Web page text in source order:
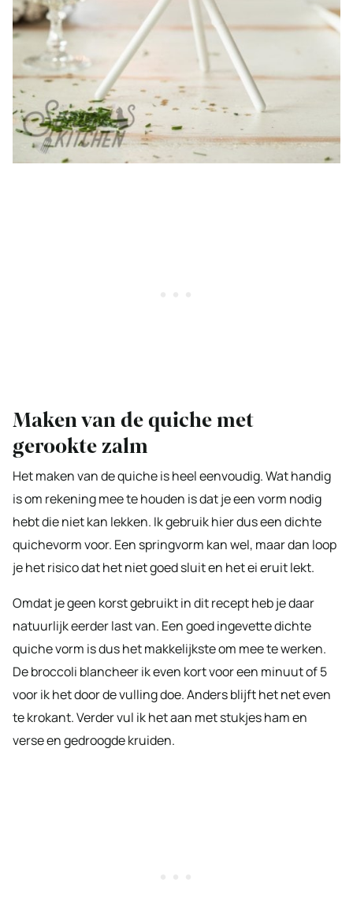
Maken van de quiche met
gerookte zalm
Het maken van de quiche is heel eenvoudig. Wat handig
is om rekening mee te houden is dat je een vorm nodig
hebt die niet kan lekken. Ik gebruik hier dus een dichte
quichevorm voor. Een springvorm kan wel, maar dan loop
je het risico dat het niet goed sluit en het ei eruit lekt.
Omdat je geen korst gebruikt in dit recept heb je daar
natuurlijk eerder last van. Een goed ingevette dichte
quiche vorm is dus het makkelijkste om mee te werken.
De broccoli blancheer ik even kort voor een minuut of 5
voor ik het door de vulling doe. Anders blijft het net even
te krokant. Verder vul ik het aan met stukjes ham en
verse en gedroogde kruiden.